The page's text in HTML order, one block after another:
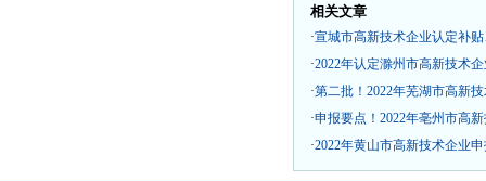
相关文章
·宣城市高新技术企业认定补
·2022年认定滁州市高新技术
·第二批！2022年芜湖市高新
·申报要点！2022年亳州市高
·2022年黄山市高新技术企业